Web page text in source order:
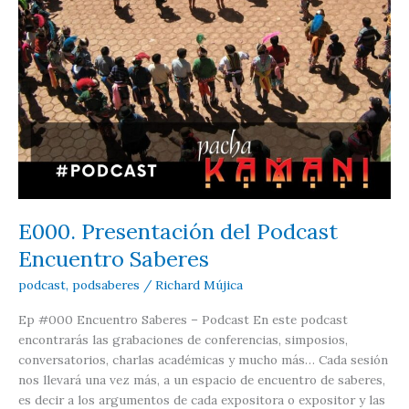
E000. Presentación del Podcast
Encuentro Saberes
podcast, podsaberes / Richard Mújica
Ep #000 Encuentro Saberes – Podcast En este podcast
encontrarás las grabaciones de conferencias, simposios,
conversatorios, charlas académicas y mucho más… Cada sesión
nos llevará una vez más, a un espacio de encuentro de saberes,
es decir a los argumentos de cada expositora o expositor y las